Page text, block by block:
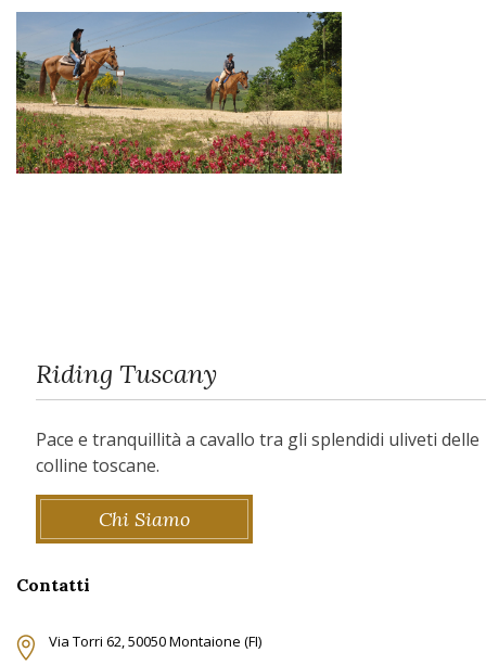
Riding Tuscany
Pace e tranquillità a cavallo tra gli splendidi uliveti delle
colline toscane.
Chi Siamo
Contatti
Via Torri 62, 50050 Montaione (FI)